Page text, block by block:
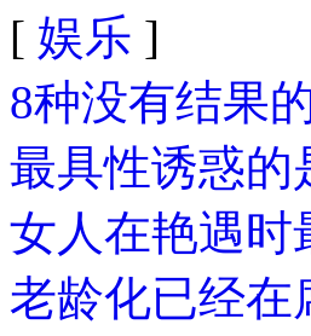
[ 娱乐 ]
8种没有结果
最具性诱惑的
女人在艳遇时
老龄化已经在